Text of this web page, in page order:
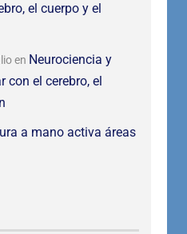
el cuerpo y el
en Neurociencia y
con el cerebro, el
a mano activa áreas